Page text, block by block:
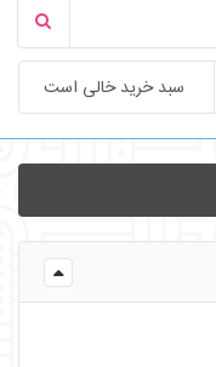
سبد خرید خالی است